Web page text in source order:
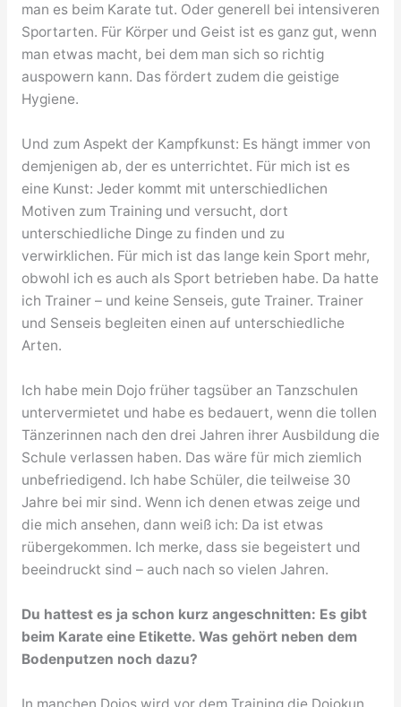
man es beim Karate tut. Oder generell bei intensiveren
Sportarten. Für Körper und Geist ist es ganz gut, wenn
man etwas macht, bei dem man sich so richtig
auspowern kann. Das fördert zudem die geistige
Hygiene.
Und zum Aspekt der Kampfkunst: Es hängt immer von
demjenigen ab, der es unterrichtet. Für mich ist es
eine Kunst: Jeder kommt mit unterschiedlichen
Motiven zum Training und versucht, dort
unterschiedliche Dinge zu finden und zu
verwirklichen. Für mich ist das lange kein Sport mehr,
obwohl ich es auch als Sport betrieben habe. Da hatte
ich Trainer – und keine Senseis, gute Trainer. Trainer
und Senseis begleiten einen auf unterschiedliche
Arten.
Ich habe mein Dojo früher tagsüber an Tanzschulen
untervermietet und habe es bedauert, wenn die tollen
Tänzerinnen nach den drei Jahren ihrer Ausbildung die
Schule verlassen haben. Das wäre für mich ziemlich
unbefriedigend. Ich habe Schüler, die teilweise 30
Jahre bei mir sind. Wenn ich denen etwas zeige und
die mich ansehen, dann weiß ich: Da ist etwas
rübergekommen. Ich merke, dass sie begeistert und
beeindruckt sind – auch nach so vielen Jahren.
Du hattest es ja schon kurz angeschnitten: Es gibt
beim Karate eine Etikette. Was gehört neben dem
Bodenputzen noch dazu?
In manchen Dojos wird vor dem Training die Dojokun